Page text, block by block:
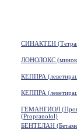
СИНАКТЕН
ЛОНОЛОКС
КЕППРА
КЕППРА
ГЕМАНГИОЛ
(Propranolol)
БЕНТЕЛАН